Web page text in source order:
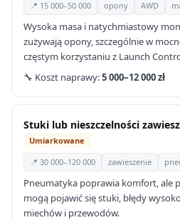
📍 15 000–50 000 opony AWD
Wysoka masa i natychmiastowy
zużywają opony, szczególnie w
częstym korzystaniu z Launch
🔧 Koszt naprawy:5 000–12 000 zł
Stuki lub nieszczelności
Umiarkowane
📍 30 000–120 000
zawieszenie
Pneumatyka poprawia komfort, ale
mogą pojawić się stuki, błędy
miechów i przewodów.